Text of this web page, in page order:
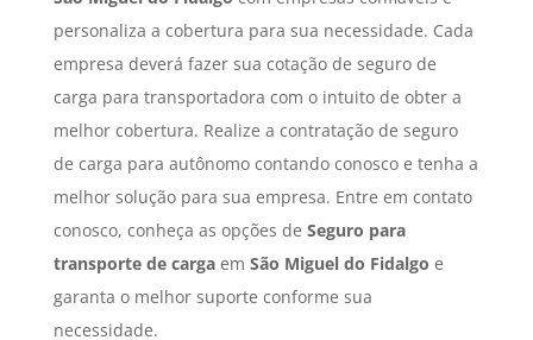
personaliza a cobertura para sua necessidade. Cada
empresa deverá fazer sua cotação de seguro de
carga para transportadora com o intuito de obter a
melhor cobertura. Realize a contratação de seguro
de carga para autônomo contando conosco e tenha a
melhor solução para sua empresa. Entre em contato
conosco, conheça as opções de Seguro para
transporte de cargaem São Miguel do Fidalgo e
garanta o melhor suporte conforme sua
necessidade.